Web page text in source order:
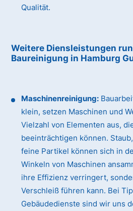
Qualität.
Weitere Diensleistungen
Baureinigung in Hamburg
Maschinenreinigung:
klein, setzen Maschinen und
Vielzahl von Elementen aus,
beeinträchtigen können.
feine Partikel können sich in
Winkeln von Maschinen
ihre Effizienz verringert,
Verschleiß führen kann. Bei
Gebäudedienste sind wir uns